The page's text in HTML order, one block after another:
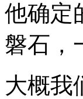
他确定
磐石，
大概我